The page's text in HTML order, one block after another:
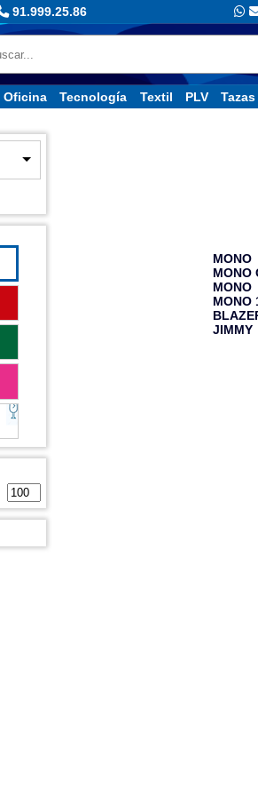
91.999.25.86
Oficina Tecnología Textil PLV
MONO
MONO
MONO
MONO
JIMMY